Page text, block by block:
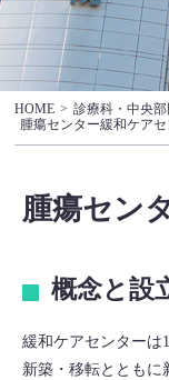
HOME > 診療科・中央
腫瘍センター緩和ケアセ
腫瘍セン
概念と設
緩和ケアセンターは
新築・移転とともに